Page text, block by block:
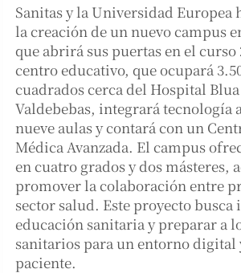
Sanitas y la Universidad Europea
la creación de un nuevo campus
que abrirá sus puertas en el curso
centro educativo, que ocupará
cuadrados cerca del Hospital
Valdebebas, integrará tecnología
nueve aulas y contará con un
Médica Avanzada. El campus
en cuatro grados y dos másteres,
promover la colaboración entre
sector salud. Este proyecto busca
educación sanitaria y preparar a
sanitarios para un entorno digital
paciente.